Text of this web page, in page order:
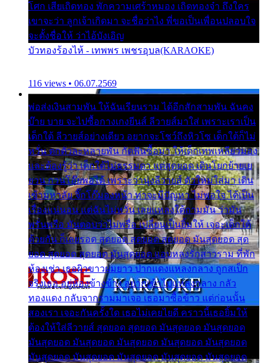
โศก เสียเถิดทอง พักความเศร้าหมอง เถิดทองจ๋า ถึงใคร
เขาจะว่า ลูกเจ้าเกิดมา จะชื่อว่าไง พี่ขอเป็นเพื่อนปลอบใจ
จะตั้งชื่อให้ ว่าไอ้บังเอิญ
บัวทองร้องไห้ - เทพพร เพชรอุบล(KARAOKE)
116 views • 06.07.2569
พ่อส่งเงินสามพัน ให้ฉันเรียนราม ได้อีกสักสามพัน ฉันคง
บ๊าย บาย จะไปซื้อกางเกงยีนส์ ลีวายส์มาใส่ เพราะเราเป็น
เด็กใต้ ลีวายส์อย่างเดียว อยากจะโชว์ถึงหิวโซ เด็กใต้ก็ไม่
หวั่น ตกตัวละหลายพัน กัดฟันซื้อมา ให้เด็กเทพเหลียวมอง
และต้องรู้ว่า เด็กใต้ไม่ธรรมดา แต่สุดยอด เดินโยกย้ายเย
ยวน กวนโอ๊ยพอได้ เพราะว่านุ่งลีวายส์ ตัวใหม่ใส่มา เดิน
เข้ามหาลัย จิ๊กโก๊มองหน้า ท่าจะมีปัญหา ไม่พอใจ ได้เป็น
เรื่องแน่นอน แต่ฉันไม่หวั่น เลยแหลงใต้ถามมัน ว่ามัน
พรั่นพรือ มันตอบว่าไม่พรื่อ เปลี่ยนเป็นยิ้มให้ เจอะเด็กใต้
ด้วยกัน ก็เลยรอด สุดยอด สุดยอด สุดยอด มันสุดยอด สุด
ยอด สุดยอด สุดยอด มันสุดยอด แอบหลงรักสาวราม ที่พัก
ห้องเช่า เธอผิวขาวผมยาว ปากแดงแหลงกลาง ถูกสเป็ก
จริงเธอ อยู่ห้องข้างข้าง อยากเข้าไปแหลงกลาง กลัว
ทองแดง กลับจากรามมาเจอ เธอมาซื้อข้าว แต่ก่อนนั้น
สองเรา เจอะกันครั้งใด เธอไม่เคยไยดี คราวนี้เธอยิ้มให้
ต้องให้ใส่ลีวายส์ สุดยอด สุดยอด มันสุดยอด มันสุดยอด
มันสุดยอด มันสุดยอด มันสุดยอด มันสุดยอด มันสุดยอด
มันสุดยอด มันสุดยอด มันสุดยอด มันสุดยอด มันสุดยอด